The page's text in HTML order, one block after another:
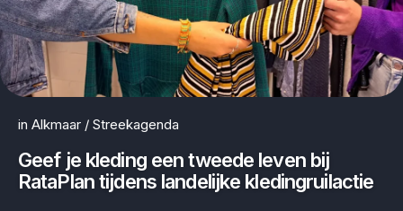
in Alkmaar / Streekagenda
Geef je kleding een tweede leven bij
RataPlan tijdens landelijke kledingruilactie
Protected by WP Anti-Hacker